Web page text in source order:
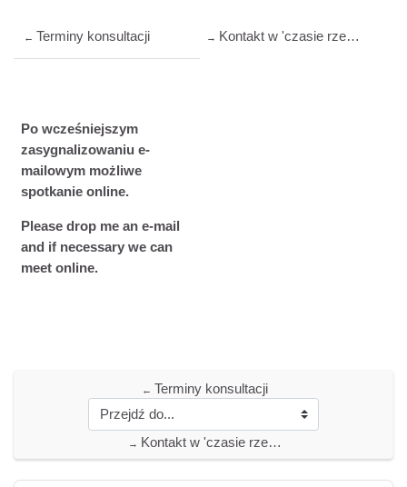
← Terminy konsultacji → Kontakt w 'czasie rzeczywistym'
Po wcześniejszym
zasygnalizowaniu e-
mailowym możliwe
spotkanie online.
Please drop me an e-mail
and if necessary we can
meet online.
← Terminy konsultacji
→ Kontakt w 'czasie rzeczywistym'